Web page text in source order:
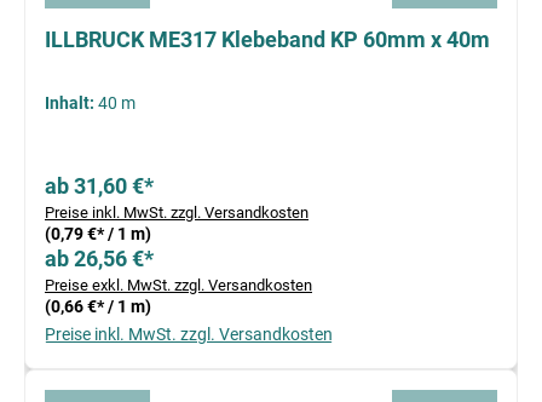
ILLBRUCK ME317 Klebeband KP 60mm x 40m
Inhalt: 40 m
ab 31,60 €*
Preise inkl. MwSt. zzgl. Versandkosten
(0,79 €* / 1 m)
ab 26,56 €*
Preise exkl. MwSt. zzgl. Versandkosten
(0,66 €* / 1 m)
Preise inkl. MwSt. zzgl. Versandkosten